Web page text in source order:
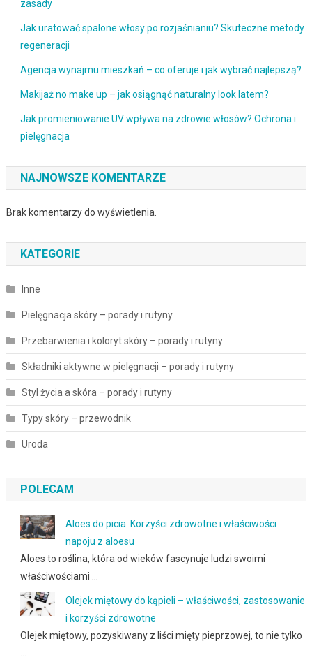
zasady
Jak uratować spalone włosy po rozjaśnianiu? Skuteczne metody
regeneracji
Agencja wynajmu mieszkań – co oferuje i jak wybrać najlepszą?
Makijaż no make up – jak osiągnąć naturalny look latem?
Jak promieniowanie UV wpływa na zdrowie włosów? Ochrona i
pielęgnacja
NAJNOWSZE KOMENTARZE
Brak komentarzy do wyświetlenia.
KATEGORIE
Inne
Pielęgnacja skóry – porady i rutyny
Przebarwienia i koloryt skóry – porady i rutyny
Składniki aktywne w pielęgnacji – porady i rutyny
Styl życia a skóra – porady i rutyny
Typy skóry – przewodnik
Uroda
POLECAM
Aloes do picia: Korzyści zdrowotne i właściwości
napoju z aloesu
Aloes to roślina, która od wieków fascynuje ludzi swoimi
właściwościami …
Olejek miętowy do kąpieli – właściwości, zastosowanie
i korzyści zdrowotne
Olejek miętowy, pozyskiwany z liści mięty pieprzowej, to nie tylko